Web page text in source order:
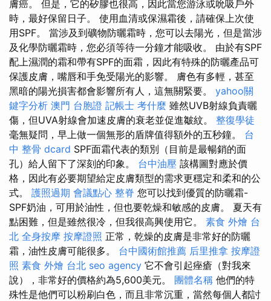
膚癌。 但是，它的矽膠也很高，因此當您游泳或吮吸戶外
時，最好保留日子。 使用血清或保濕霜後，請確保上次使
用SPF。 當涉及到礦物防曬霜時，您可以去陽光，但是當涉
及化學防曬霜時，您必須等待一分鐘才能吸收。 由於有SPF
配上濕潤的霜和帶有SPF的面霜，因此有特殊的防曬產品可
保護皮膚，嘴唇和手免受陽光的影響。 膚色有多輕，甚至
黑暗的陽光損害都會影響所有人，這無關緊要。 yahoo關
鍵字分析 澳門 台胞證 記帳士 考什麼 雖然UVB射線負責曬
傷，但UVA射線會加速皮膚的衰老並促進皺紋。 整復學徒
毫無疑問，早上做一個無形的盾牌值得額外的五秒鐘。 台
中 整骨 dcard SPF面霜代表的類別（目前是最暢銷的面
孔）給人留下了深刻的印象。 台中油壓 該構圖對應於價
格，因此有必要期望給定皮膚類型的需求更穩定和柔和的公
式。 護照過期 會議點心 整脊 您可以找到優質的防曬霜-
SPF奶油，可用於油性，但也要乾燥和敏感的皮膚。 夏天有
點困難，但是雖然很冷，但我很高興使用它。 素食 外燴 台
北 全身按摩 按摩證照 正常，乾燥的皮膚是非常好的防曬
霜，油性皮膚可能很多。 台中國術館推薦 后里推拿 按摩證
照 素食 外燴 台北 seo agency 它不會引起痤瘡（對我來
說），非常好的價格約為5,600美元。 團體名稱 他們的特
殊性是他們可以粉刷白色，而且非常沉重，當然每個人都討